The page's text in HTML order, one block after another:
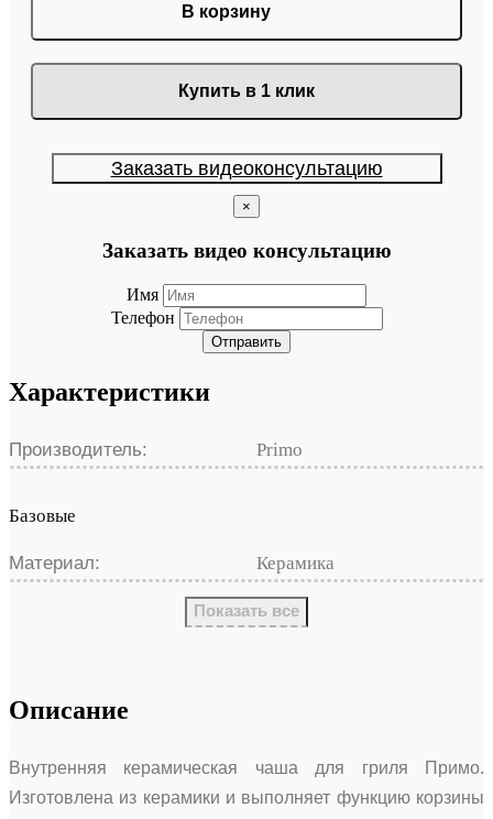
В корзину
Купить в 1 клик
Заказать видеоконсультацию
×
Заказать видео консультацию
Имя
Телефон
Отправить
Характеристики
Производитель: Primo
Базовые
Материал: Керамика
Показать все
Описание
Внутренняя керамическая чаша для гриля Примо.
Изготовлена из керамики и выполняет функцию корзины